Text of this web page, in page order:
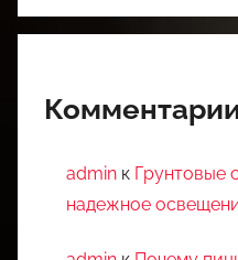
admin к Грунтовые
надежное